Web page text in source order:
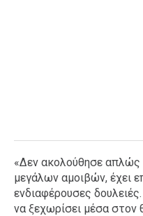
«Δεν ακολούθησε
μεγάλων αμοιβών, έχει
ενδιαφέρουσες
να ξεχωρίσει μέσα στον